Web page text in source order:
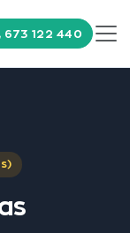
673 122 440